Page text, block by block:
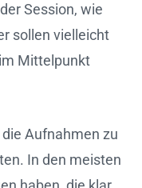
Session, wie
sollen vielleicht
Mittelpunkt
Aufnahmen zu
In den meisten